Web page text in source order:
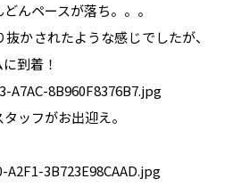
んペースが落ち。。。
かされたような感じでしたが、
到着！
ッフがお出迎え。